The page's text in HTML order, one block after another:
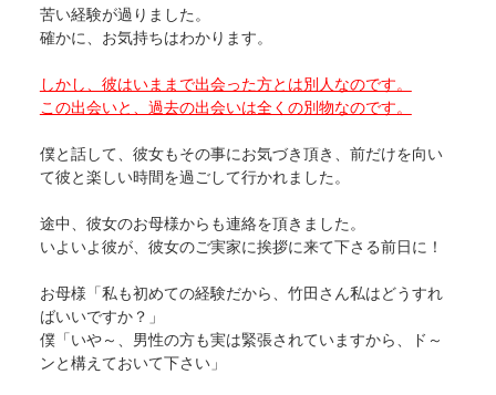
苦い経験が過りました。
確かに、お気持ちはわかります。
しかし、彼はいままで出会った方とは別人なのです。
この出会いと、過去の出会いは全くの別物なのです。
僕と話して、彼女もその事にお気づき頂き、前だけを向い
て彼と楽しい時間を過ごして行かれました。
途中、彼女のお母様からも連絡を頂きました。
いよいよ彼が、彼女のご実家に挨拶に来て下さる前日に！
お母様「私も初めての経験だから、竹田さん私はどうすれ
ばいいですか？」
僕「いや～、男性の方も実は緊張されていますから、ド～
ンと構えておいて下さい」